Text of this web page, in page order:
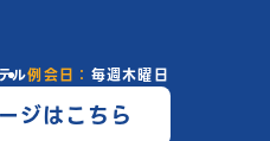
ル例会日： 毎週木曜日
ジはこちら